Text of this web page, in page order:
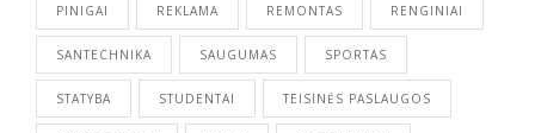
PINIGAI REKLAMA REMONTAS RENGINIAI
SANTECHNIKA SAUGUMAS SPORTAS
STATYBA STUDENTAI TEISINĖS PASLAUGOS